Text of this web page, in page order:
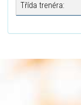
Třída trenéra: